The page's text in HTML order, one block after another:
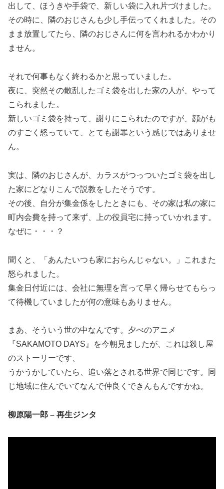
出して、ほうきや手袋で、新しい袋に入れ片づけました。
その時に、隣のおじさんも少し手伝ってくれました。その
まま放置してたら、隣のおじさんに何を言われるかわかり
ません。
それで何事もなく終わるかと思っていました。
夜に、突然その散乱したゴミ袋を出した家の人が、やって
こられました。
新しいゴミ袋を持って、謝りにこられたのですが、顔がも
のすごく怒っていて、とても謝罪という感じではありませ
ん。
実は、隣のおじさんが、カラスがつっついたゴミ袋を出し
た家にどなりこんで説教をしたそうです。
その後、自分が集金係をしたときにも、その家は私の家に
町内会費を持って来ず、上の役員宅に持っていかれます。
なぜに・・・？
聞くと、「あんたいつも家におらんじゃない。」これまた
怒られました。
集金日付近には、会社に無理を言って早く帰らせてもらっ
て待機していましたが何の意味もありません。
まあ、そういう世の中なんです。夕べのアニメ
『SAKAMOTO DAYS』を今朝見ましたが、これは殺し屋
のストーリーです、
うかうかしていたら、追い落とされる世界で同じです。同
じ地域に住んでいてなんで仲良くできんもんですかね。
柳原陽一郎 – 再生ジンタ